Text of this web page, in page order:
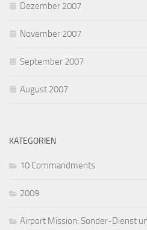
Dezember 2007
November 2007
September 2007
August 2007
KATEGORIEN
10 Commandments
2009
Airport Mission: Sonder-Dienst